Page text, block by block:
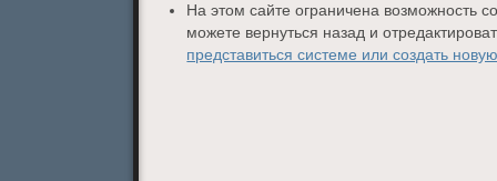
На этом сайте ограничена возможность
можете вернуться назад и
представиться системе или создать